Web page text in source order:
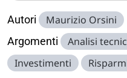
Autori Maurizio Orsini
Argomenti Analisi
Investimenti